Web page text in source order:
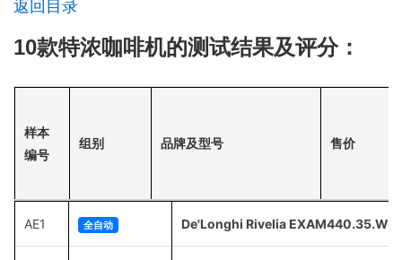
返回目录
10款特浓咖啡机的测试结果及评分：
样本
编号
组别 品牌及型号 售价
AE1 全自动 De'Longhi Rivelia EXAM440.35.W